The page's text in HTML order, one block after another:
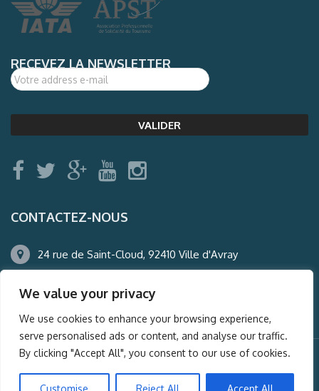
We value your privacy
We use cookies to enhance your browsing experience,
serve personalised ads or content, and analyse our traffic.
By clicking "Accept All", you consent to our use of cookies.
Customise Reject All Accept All
RECEVEZ LA NEWSLETTER
CONTACTEZ-NOUS
24 rue de Saint-Cloud, 92410 Ville d'Avray